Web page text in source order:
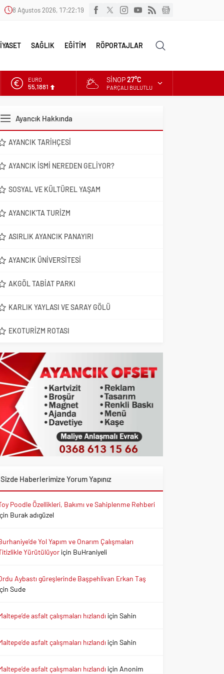
8 Ağustos 2026, 17:22:20
SAĞLIK EĞİTİM RÖPORTAJLAR
ALTIN
6.660,55
EURO
SINOP27°C
PARÇALI BULUTLU
Ayancık Hakkında
AYANCIK TARIHÇESI
AYANCIK İSMI NEREDEN GELIYOR?
SOSYAL VE KÜLTÜREL YAŞAM
AYANCIK’TA TURIZM
ASIRLIK AYANCIK PANAYIRI
AYANCIK ÜNIVERSITESI
AKGÖL TABIAT PARKI
KARLIK YAYLASI VE SARAY GÖLÜ
EKOTURIZM ROTASI
Sizde Haberlerimize Yorum Yapınız
Poodle Özellikleri, Bakımı ve Sahiplenme Rehberi
Burak adıgüzel
Yol Yapım ve Onarım Çalışmaları
Yürütülüyoriçin BuHraniyeli
Aybastı güreşlerinde Başpehlivan Erkan Taş
Sude
asfalt çalışmaları hızlandı içinSahin
asfalt çalışmaları hızlandı içinSahin
asfalt çalışmaları hızlandı için Anonim